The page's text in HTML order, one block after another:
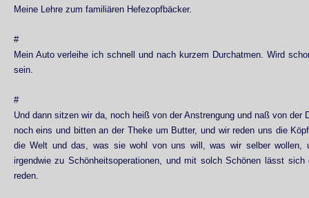
Meine Lehre zum familiären Hefezopfbäcker.
#
Mein Auto verleihe ich schnell und nach kurzem Durchatmen. Wird
sein.
#
Und dann sitzen wir da, noch heiß von der Anstrengung und naß von der
noch eins und bitten an der Theke um Butter, und wir reden uns die
die Welt und das, was sie wohl von uns will, was wir selber wollen,
irgendwie zu Schönheitsoperationen, und mit solch Schönen lässt sich
reden.